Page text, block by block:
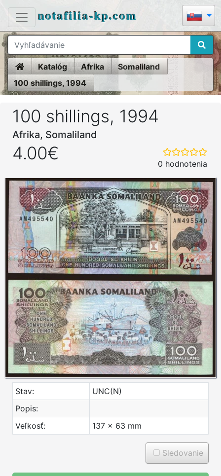
notafilia-kp.com
HomeKatalóg Afrika
Somaliland
100 shillings, 1994
100 shillings, 1994
Afrika, Somaliland
4.00€
0 hodnotenia
Stav:
UNC(N)
Popis:
Veľkosť:
137 x 63 mm
Sledovanie